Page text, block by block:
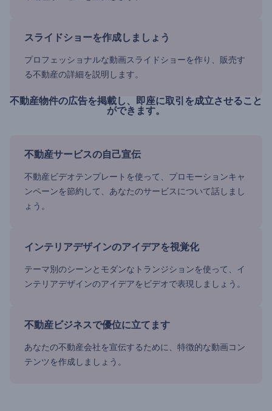
スライドショーを作成しましょう
プロフェッショナルな動画スライドショーを作り、販売す
る不動産の詳細を説明します。
不動産物件の広告を掲載し、即座に取引を成立させること
ができます。
不動産サービスの自己宣伝
不動産ビデオテンプレートを使って、プロモーションキャ
ンペーンを節約して、あなたのサービスについて話しまし
ょう。
インテリアデザインのアイデアを視覚化
テーマ別のシーンとモダンなトランジションを使って、イ
ンテリアデザインのアイデアをビデオで表現しましょう。
不動産ビジネスで優位に立てます
あなたの不動産会社を宣伝するために、特徴的な動画コン
テンツを作成しましょう。